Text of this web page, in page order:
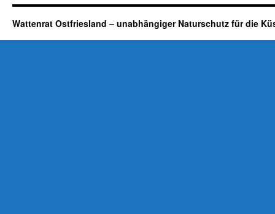
Wattenrat Ostfriesland – unabhängiger Naturschutz für die